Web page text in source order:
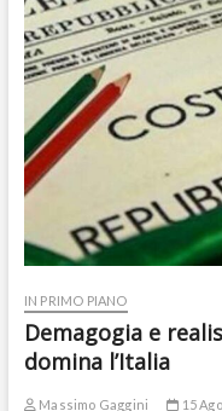
IN PRIMO PIANO
Demagogia e
domina l’Italia
Massimo Gaggini 15